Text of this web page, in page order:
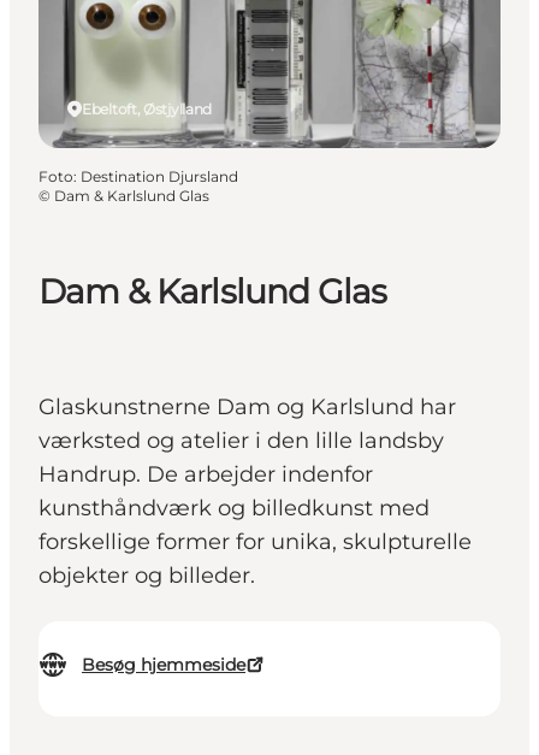
Transport
Dam & Karlslund Glas
Glaskunstnerne Dam og Karlslund har
værksted og atelier i den lille landsby
Handrup. De arbejder indenfor
kunsthåndværk og billedkunst med
forskellige former for unika, skulpturelle
objekter og billeder.
Besøg hjemmeside
Ebeltoft, Østjylland
Foto: Destination Djursland
© Dam & Karlslund Glas